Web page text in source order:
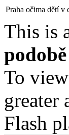
Praha očima dětí v
This is
To
greater
Flash